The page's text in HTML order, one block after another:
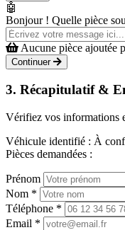
🤖
Bonjour ! Quelle pièce
Aucune pièce ajoutée
Continuer
3. Récapitulatif &
Vérifiez vos informations
Véhicule identifié : À
Pièces demandées :
Prénom
Nom *
Téléphone *
Email *